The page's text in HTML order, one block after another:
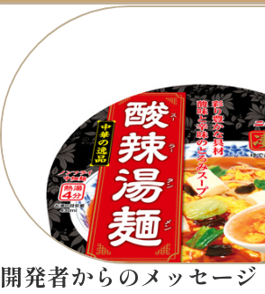
開発者からのメッセージ